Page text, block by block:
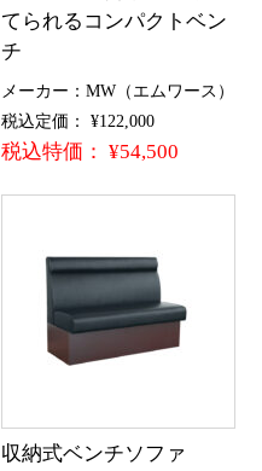
てられるコンパクトベン
チ
メーカー：MW（エムワース）
税込定価： ¥122,000
税込特価： ¥54,500
収納式ベンチソファ